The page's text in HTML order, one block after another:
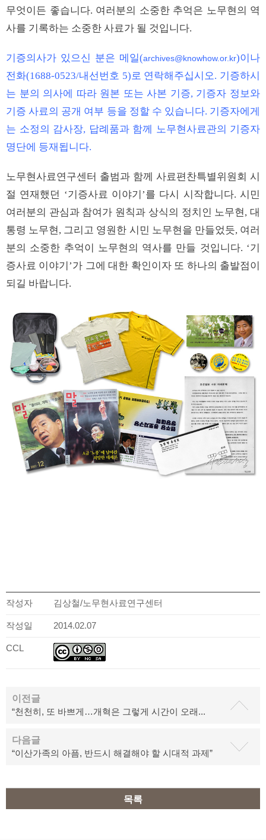
무엇이든 좋습니다. 여러분의 소중한 추억은 노무현의 역
사를 기록하는 소중한 사료가 될 것입니다.
기증의사가 있으신 분은 메일(archives@knowhow.or.kr)이나
전화(1688-0523/내선번호 5)로 연락해주십시오. 기증하시
는 분의 의사에 따라 원본 또는 사본 기증, 기증자 정보와
기증 사료의 공개 여부 등을 정할 수 있습니다. 기증자에게
는 소정의 감사장, 답례품과 함께 노무현사료관의 기증자
명단에 등재됩니다.
노무현사료연구센터 출범과 함께 사료편찬특별위원회 시
절 연재했던 ‘기증사료 이야기’를 다시 시작합니다. 시민
여러분의 관심과 참여가 원칙과 상식의 정치인 노무현, 대
통령 노무현, 그리고 영원한 시민 노무현을 만들었듯, 여러
분의 소중한 추억이 노무현의 역사를 만들 것입니다. ‘기
증사료 이야기’가 그에 대한 확인이자 또 하나의 출발점이
되길 바랍니다.
작성자 김상철/노무현사료연구센터
작성일 2014.02.07
CCL
이전글
“천천히, 또 바쁘게…개혁은 그렇게 시간이 오래...
다음글
“이산가족의 아픔, 반드시 해결해야 할 시대적 과제”
목록